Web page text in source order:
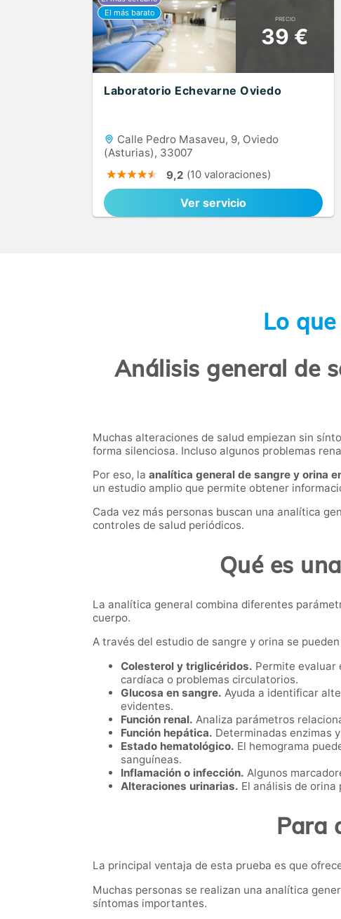
PRECIO
39 €
Laboratorio Echevarne Oviedo
Calle Pedro Masaveu, 9, Oviedo
(Asturias), 33007
9,2 (10 valoraciones)
Ver servicio
Lo
Análisis general de
Muchas alteraciones de salud empiezan sin
forma silenciosa. Incluso algunos problemas
Por eso, la analítica general de sangre y orina
un estudio amplio que permite obtener
Cada vez más personas buscan una analítica
controles de salud periódicos.
Qué es
La analítica general combina diferentes
cuerpo.
A través del estudio de sangre y orina se
Colesterol y triglicéridos. Permite evaluar
cardíaca o problemas circulatorios.
Glucosa en sangre. Ayuda a identificar
evidentes.
Función renal. Analiza parámetros
Función hepática. Determinadas enzimas
Estado hematológico. El hemograma
sanguíneas.
Inflamación o infección. Algunos
Alteraciones urinarias. El análisis de
Para
La principal ventaja de esta prueba es que
Muchas personas se realizan una analítica
síntomas importantes.